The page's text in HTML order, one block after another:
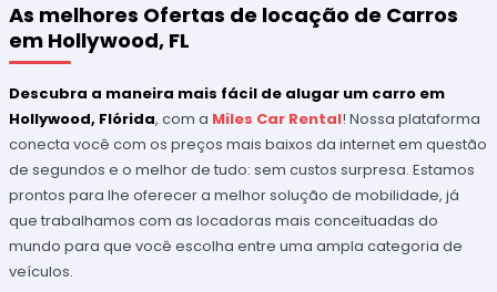
As melhores Ofertas de locação de Carros
em Hollywood, FL
Descubra a maneira mais fácil de alugar um carro em
Hollywood, Flórida, com a Miles Car Rental! Nossa plataforma
conecta você com os preços mais baixos da internet em questão
de segundos e o melhor de tudo: sem custos surpresa. Estamos
prontos para lhe oferecer a melhor solução de mobilidade, já
que trabalhamos com as locadoras mais conceituadas do
mundo para que você escolha entre uma ampla categoria de
veículos.